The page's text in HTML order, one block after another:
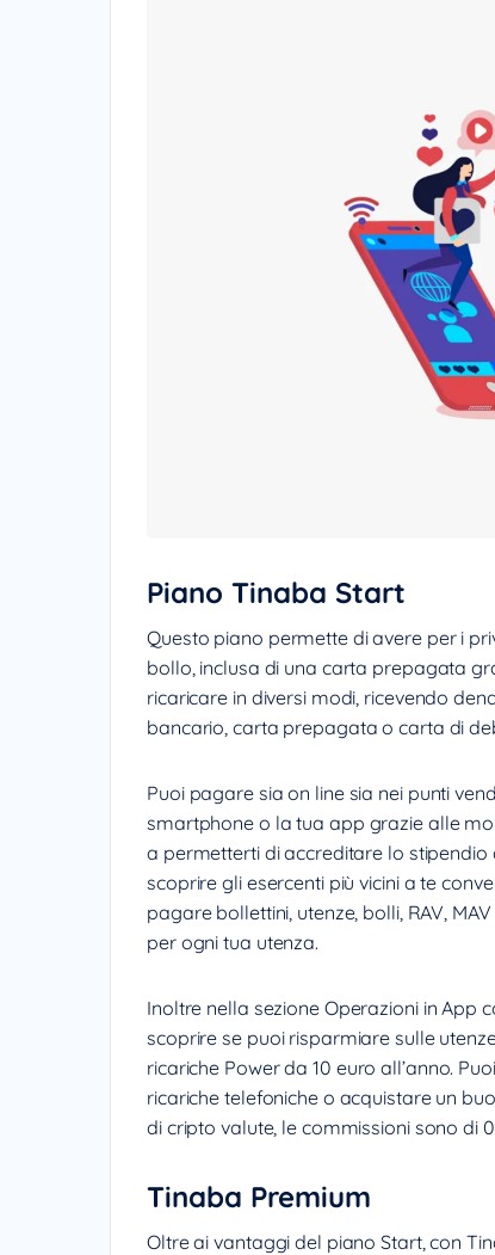
Piano Tinaba Start
Questo piano permette di avere per i
bollo, inclusa di una carta prepagata
ricaricare in diversi modi, ricevendo
bancario, carta prepagata o carta di
Puoi pagare sia on line sia nei punti
smartphone o la tua app grazie alle
a permetterti di accreditare lo
scoprire gli esercenti più vicini a te
pagare bollettini, utenze, bolli, RAV,
per ogni tua utenza.
Inoltre nella sezione Operazioni in App
scoprire se puoi risparmiare sulle
ricariche Power da 10 euro all’anno.
ricariche telefoniche o acquistare un
di cripto valute, le commissioni sono di
Tinaba Premium
Oltre ai vantaggi del piano Start, con